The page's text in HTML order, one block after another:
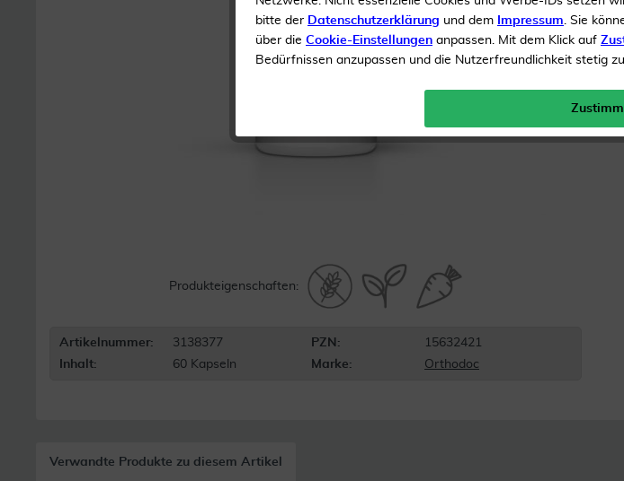
Produkteigenschaften:
Artikelnummer: 3138377 PZN:
15632421
Inhalt:
60 Kapseln Marke: Orthodoc
Verwandte Produkte zu diesem Artikel
bitte der Datenschutzerklärung und dem Impressum. Sie
über die Cookie-Einstellungen anpassen. Mit dem Klick auf
Bedürfnissen anzupassen und die Nutzerfreundlichkeit stetig